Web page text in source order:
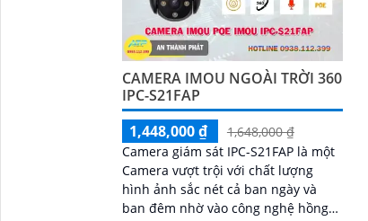
CAMERA IMOU NGOÀI TRỜI 360
IPC-S21FAP
1,448,000 ₫
1,648,000 ₫
Camera giám sát IPC-S21FAP là một
Camera vượt trội với chất lượng
hình ảnh sắc nét cả ban ngày và
ban đêm nhờ vào công nghệ hồng